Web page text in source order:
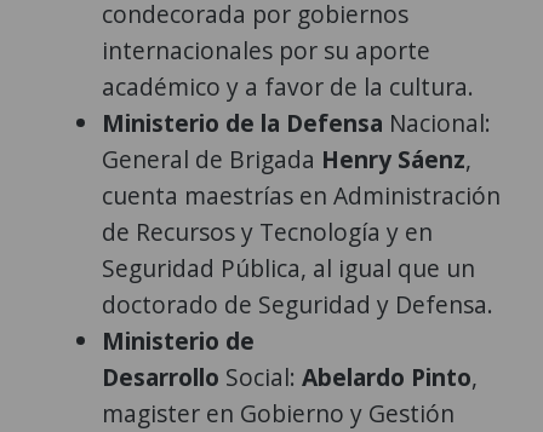
condecorada por gobiernos
internacionales por su aporte
académico y a favor de la cultura.
Ministerio de la Defensa Nacional:
General de Brigada Henry Sáenz,
cuenta maestrías en Administración
de Recursos y Tecnología y en
Seguridad Pública, al igual que un
doctorado de Seguridad y Defensa.
Ministerio de
Desarrollo Social: Abelardo Pinto,
magister en Gobierno y Gestión